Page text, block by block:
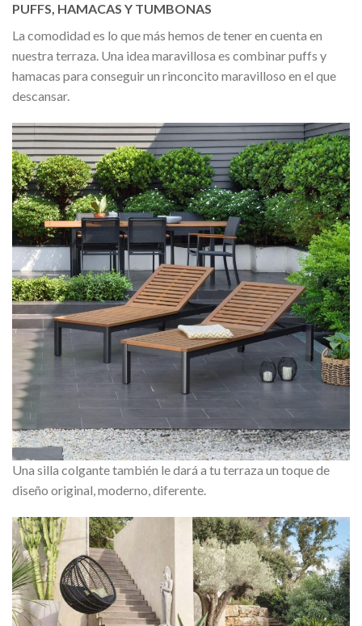
PUFFS, HAMACAS Y TUMBONAS
La comodidad es lo que más hemos de tener en cuenta en
nuestra terraza. Una idea maravillosa es combinar puffs y
hamacas para conseguir un rinconcito maravilloso en el que
descansar.
Una silla colgante también le dará a tu terraza un toque de
diseño original, moderno, diferente.